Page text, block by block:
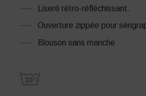
Liseré rétro-réfléchissant.
Ouverture zippée pour
Blouson sans manche